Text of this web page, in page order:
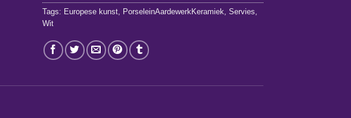
Tags: Europese kunst PorseleinAardewerkKeramiek ,Servies
Wit